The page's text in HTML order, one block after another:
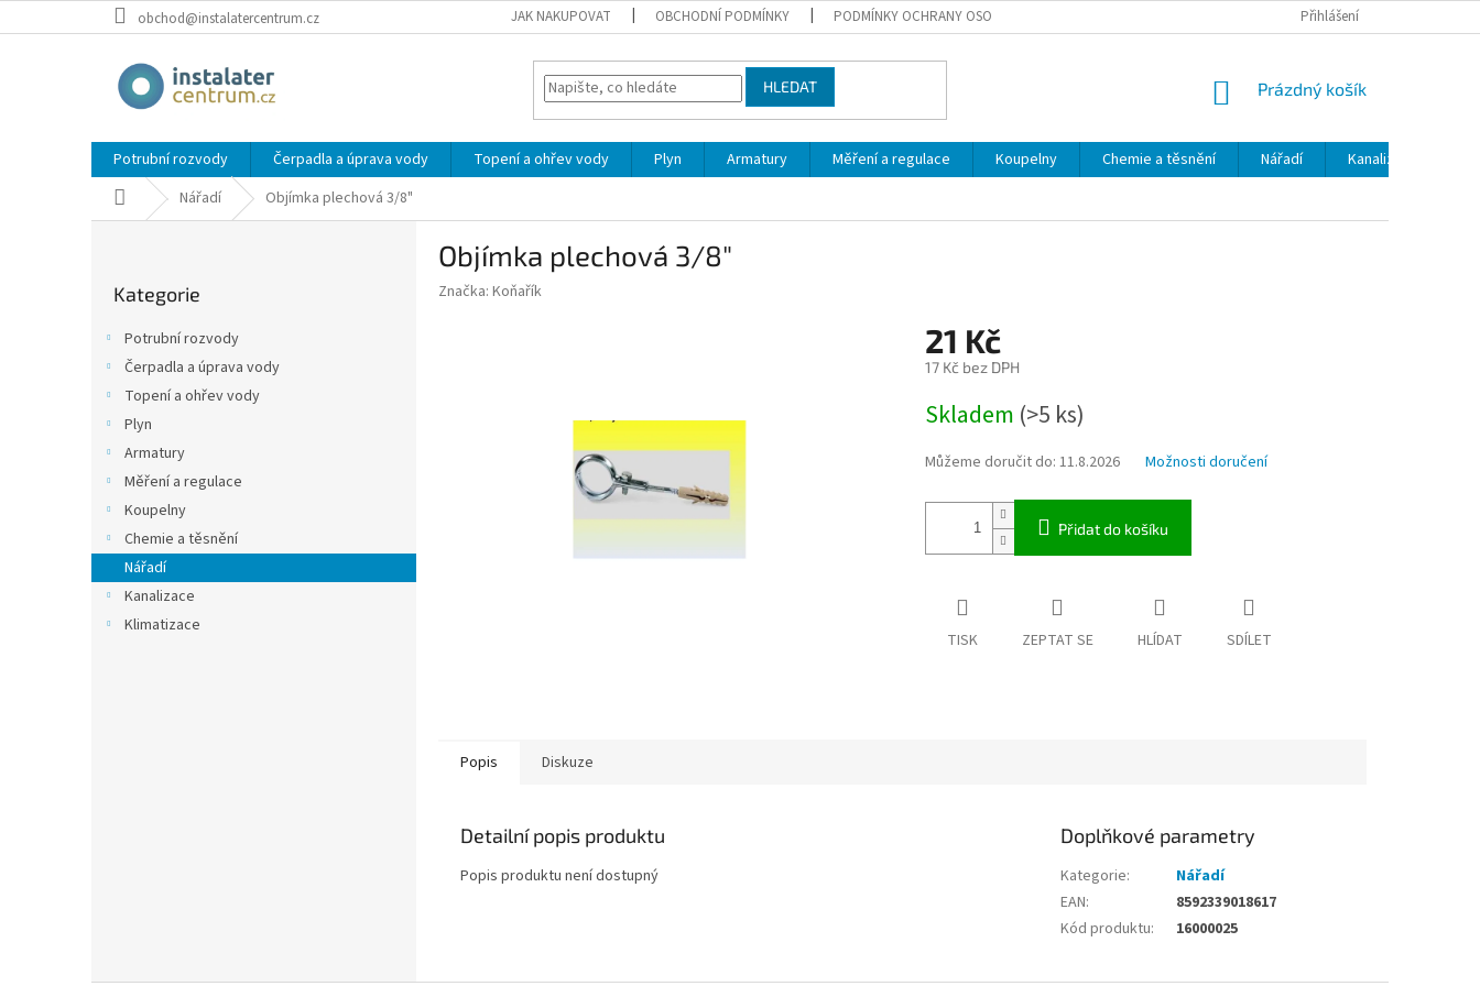
na
obchod@instalatercentrum.cz JAK NAKUPOVAT OBCHODNÍ PODMÍNKY PODMÍNKY OCHRANY OSOBNÍCH ÚDAJŮ MOJE OBJEDNÁVKA
Přihlášení
HLEDAT
NÁKUPNÍ
Prázdný košík
Potrubní rozvody Čerpadla a úprava vody Topení a ohřev vody Plyn Armatury Měření a regulace Koupelny Chemie a těsnění Nářadí Kanalizace
Domů Nářadí Objímka plechová 3/8"
l
kategorie
Kategorie
Potrubní rozvody
Čerpadla a úprava vody
Topení a ohřev vody
Plyn
Armatury
Měření a regulace
Koupelny
Chemie a těsnění
Nářadí
Kanalizace
Klimatizace
Objímka plechová 3/8"
Značka: Koňařík
21 Kč
17 Kč bez DPH
cena:
Skladem (>5 ks)
Můžeme doručit do: 11.8.2026 Možnosti doručení
Přidat do košíku
TISK ZEPTAT SE HLÍDAT SDÍLET
Popis Diskuze
Detailní popis produktu
Popis produktu není dostupný
Doplňkové parametry
Kategorie:
Nářadí
EAN:
8592339018617
Kód produktu: 16000025